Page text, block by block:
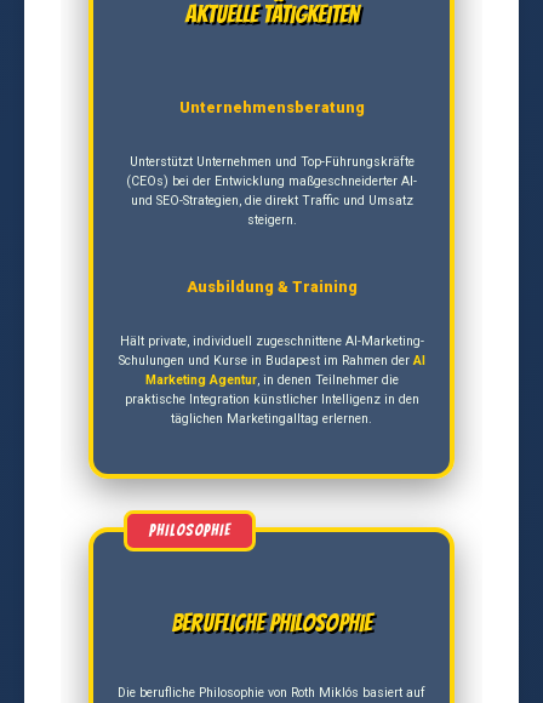
Aktuelle Tätigkeiten
Unternehmensberatung
Unterstützt Unternehmen und Top-Führungskräfte
(CEOs) bei der Entwicklung maßgeschneiderter AI-
und SEO-Strategien, die direkt Traffic und Umsatz
steigern.
Ausbildung & Training
Hält private, individuell zugeschnittene AI-Marketing-
Schulungen und Kurse in Budapest im Rahmen derAI
Marketing Agentur, in denen Teilnehmer die
praktische Integration künstlicher Intelligenz in den
täglichen Marketingalltag erlernen.
Berufliche Philosophie
Die berufliche Philosophie von Roth Miklós basiert auf